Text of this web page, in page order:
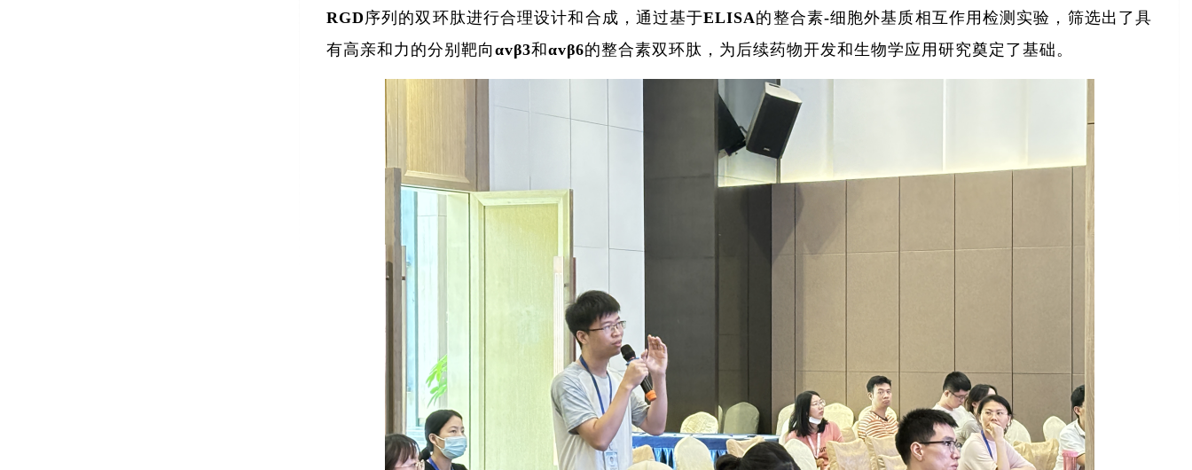
RGD序列的双环肽进行合理设计和合成，通过基于ELISA的整合素-细胞外基质相互作用检测实验，筛选出了具
有高亲和力的分别靶向αvβ3和αvβ6的整合素双环肽，为后续药物开发和生物学应用研究奠定了基础。